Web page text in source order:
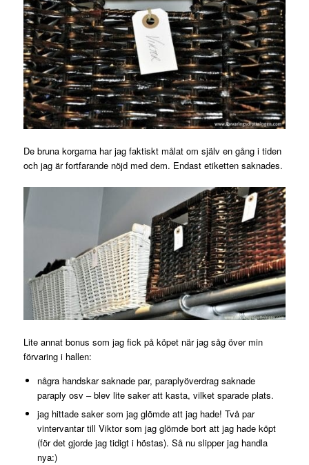
De bruna korgarna har jag faktiskt målat om själv en gång i tiden
och jag är fortfarande nöjd med dem. Endast etiketten saknades.
Lite annat bonus som jag fick på köpet när jag såg över min
förvaring i hallen:
några handskar saknade par, paraplyöverdrag saknade
paraply osv – blev lite saker att kasta, vilket sparade plats.
jag hittade saker som jag glömde att jag hade! Två par
vintervantar till Viktor som jag glömde bort att jag hade köpt
(för det gjorde jag tidigt i höstas). Så nu slipper jag handla
nya:)